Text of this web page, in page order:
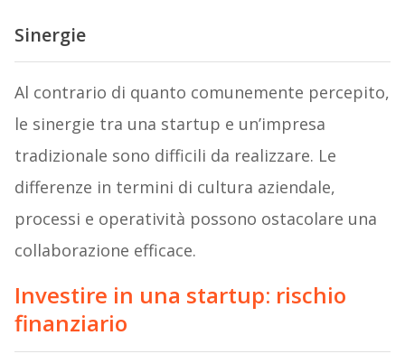
Sinergie
Al contrario di quanto comunemente percepito,
le sinergie tra una startup e un’impresa
tradizionale sono difficili da realizzare. Le
differenze in termini di cultura aziendale,
processi e operatività possono ostacolare una
collaborazione efficace.
Investire in una startup: rischio
finanziario